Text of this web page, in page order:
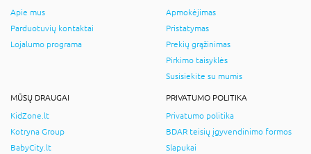
Apie mus
Parduotuvių kontaktai
Lojalumo programa
Apmokėjimas
Pristatymas
Prekių grąžinimas
Pirkimo taisyklės
Susisiekite su mumis
MŪSŲ DRAUGAI
KidZone.lt
Kotryna Group
BabyCity.lt
PRIVATUMO POLITIKA
Privatumo politika
BDAR teisių įgyvendinimo formos
Slapukai